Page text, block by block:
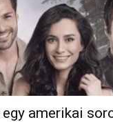
egy amerikai